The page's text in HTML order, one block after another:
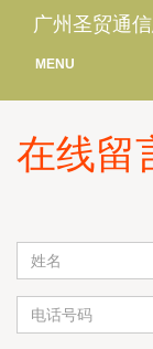
广州圣贸通
MENU
在线留